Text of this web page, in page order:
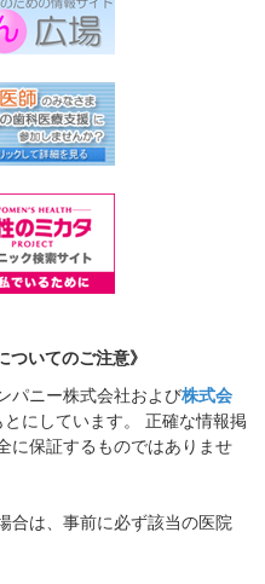
ついてのご注意》
パニー株式会社および株式会
にしています。 正確な情報掲
に保証するものではありませ
合は、事前に必ず該当の医院